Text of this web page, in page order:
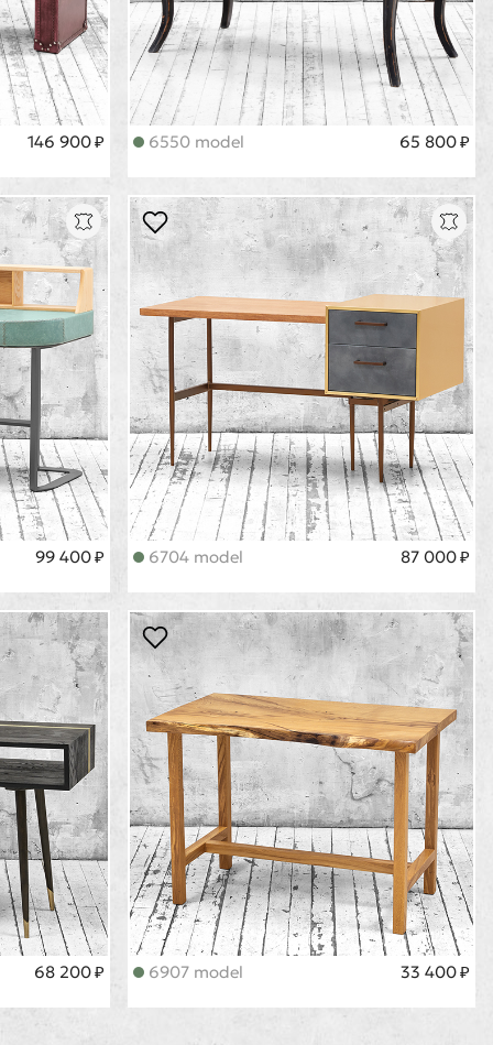
146 900 ₽ 6550 model 65 800 ₽
99 400 ₽ 6704 model 87 000 ₽
68 200 ₽ 6907 model 33 400 ₽